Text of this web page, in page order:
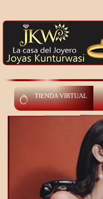
TIENDA VIRTUAL